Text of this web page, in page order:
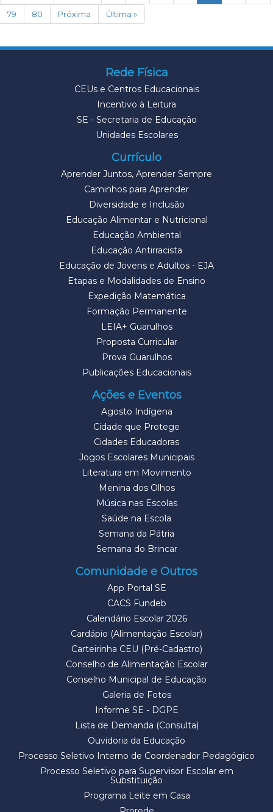
79
80 Próxima Última »
Rede Física
CEUs e Centros Educacionais
Incentivo à Leitura
SE - Secretaria de Educação
Unidades Escolares
Currículo
Aprender Juntos, Aprender Sempre
Caminhos para Aprender
Diversidade e Inclusão
Educação Alimentar e Nutricional
Educação Ambiental
Educação Antirracista
Educação de Jovens e Adultos - EJA
Etapas e Modalidades de Ensino
Expedição Matemática
Formação Permanente
LEIA+ Guarulhos
Proposta Curricular
Prova Guarulhos
Publicações Educacionais
Ações e Eventos
Agosto Indígena
Cidade que Protege
Cidades Educadoras
Jogos Escolares Municipais
Literatura em Movimento
Menina dos Olhos
Música nas Escolas
Saúde na Escola
Semana da Pátria
Semana do Brincar
Comunidade e Outros
App Portal SE
CACS Fundeb
Calendário Escolar 2026
Cardápio (Alimentação Escolar)
Carteirinha CEU (Pré-Cadastro)
Conselho de Alimentação Escolar
Conselho Municipal de Educação
Galeria de Fotos
Informe SE - DGPE
Lista de Demanda (Consulta)
Ouvidoria da Educação
Processo Seletivo Interno de Coordenador Pedagógico
Processo Seletivo para Supervisor Escolar em
Substituição
Programa Leite em Casa